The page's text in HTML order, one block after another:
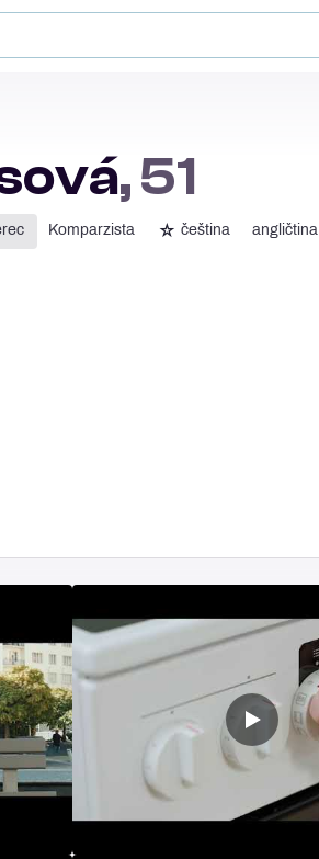
, 51
Komparzista ☆ čeština angličtina